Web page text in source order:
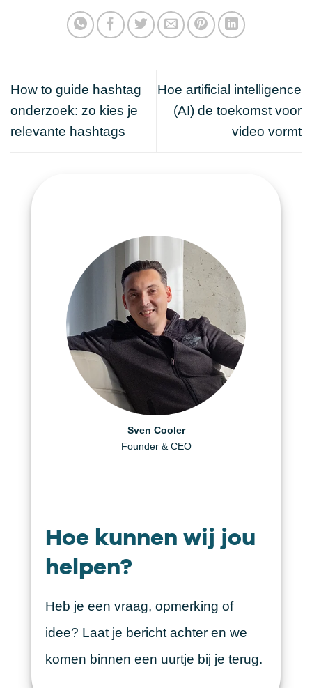
How to guide hashtag
onderzoek: zo kies je
relevante hashtags
Hoe artificial intelligence
(AI) de toekomst voor
video vormt
Sven Cooler
Founder & CEO
Helen Berger
Creative Producer
Daniël Visscher
Art Director
Hoe kunnen wij jou
helpen?
Heb je een vraag, opmerking of
idee? Laat je bericht achter en we
komen binnen een uurtje bij je terug.